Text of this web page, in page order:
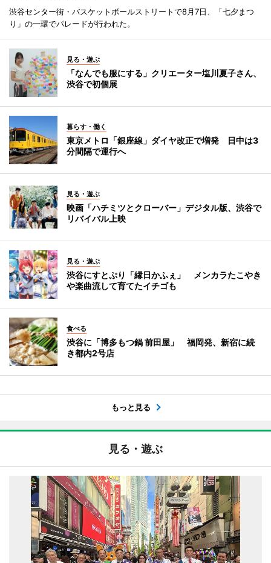
渋谷センター街・バスケットボールストリートで8月7日、「七夕まつ
り」の一環でパレードが行われた。
見る・遊ぶ
「なんでも服にする」クリエーター塩川夏子さん、
渋谷で初個展
暮らす・働く
東京メトロ「銀座線」ダイヤ改正で増発 日中は3
分間隔で運行へ
見る・遊ぶ
映画「ハチミツとクローバー」デジタル版、渋谷で
リバイバル上映
見る・遊ぶ
渋谷にすとぷり「縁日かふぇ」 メンカラたこやき
や楽曲流して育てたイチゴも
食べる
渋谷に「博多もつ鍋 前田屋」 福岡発、新宿に続
き都内2号店
もっと見る
見る・遊ぶ